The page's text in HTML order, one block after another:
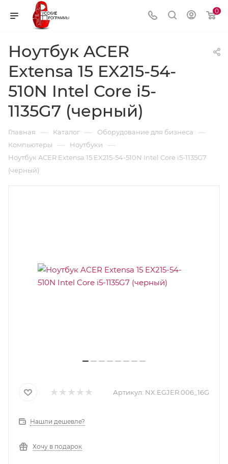
0
Ноутбук ACER
Extensa 15 EX215-54-
510N Intel Core i5-
1135G7 (черный)
Главная — Каталог — Оборудование для бизнеса —
Компьютеры — Ноутбуки —
Ноутбук ACER Extensa 15 EX215-54-510N Intel Core i5-1135G7
(черный)
Артикул: NX.EGJER.006_16G
Нашли дешевле?
Хочу в подарок